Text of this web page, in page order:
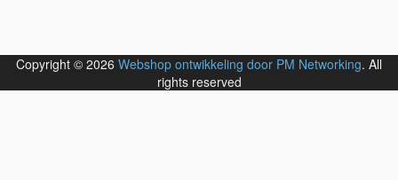
Copyright © 2026 Webshop ontwikkeling door PM Networking. All
rights reserved